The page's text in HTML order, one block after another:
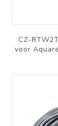
CZ-
voor